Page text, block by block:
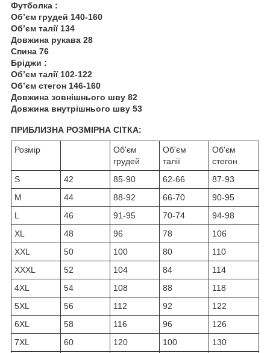
Футболка :
Обʼєм грудей 140-160
Обʼєм талії 134
Довжина рукава 28
Спина 76
Бріджи :
Обʼєм талії 102-122
Обʼєм стегон 146-160
Довжина зовнішнього шву 82
Довжина внутрішнього шву 53
ПРИБЛИЗНА РОЗМІРНА СІТКА:
Розмір
Об'єм
грудей
Об'єм
талії
Об'єм
стегон
S
42 85-90 62-66
87-93
M
44 88-92 66-70
90-95
L
46 91-95 70-74
94-98
XL
48 96 78
106
XXL
50 100 80
110
XXXL
52 104 84
114
4XL
54 108 88
118
5XL
56 112 92
122
6XL
58 116 96
126
7XL
60 120 100
130